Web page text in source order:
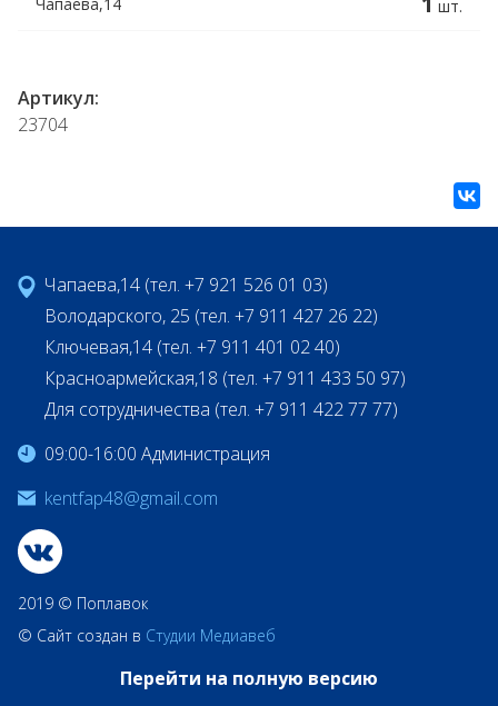
шт.
Артикул:
23704
Чапаева,14 (тел. +7 921 526 01 03)
Володарского, 25 (тел. +7 911 427 26 22)
Ключевая,14 (тел. +7 911 401 02 40)
Красноармейская,18 (тел. +7 911 433 50 97)
Для сотрудничества (тел. +7 911 422 77 77)
09:00-16:00 Администрация
kentfap48@gmail.com
2019 © Поплавок
© Сайт создан в Студии Медиавеб
Перейти на полную версию